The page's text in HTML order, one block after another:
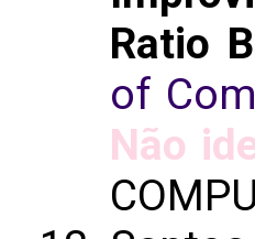
Ratio
of
Não